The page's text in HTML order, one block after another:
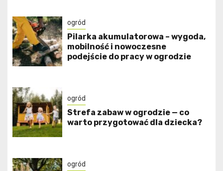
ogród
Pilarka akumulatorowa – wygoda,
mobilność i nowoczesne
podejście do pracy w ogrodzie
ogród
Strefa zabaw w ogrodzie — co
warto przygotować dla dziecka?
ogród